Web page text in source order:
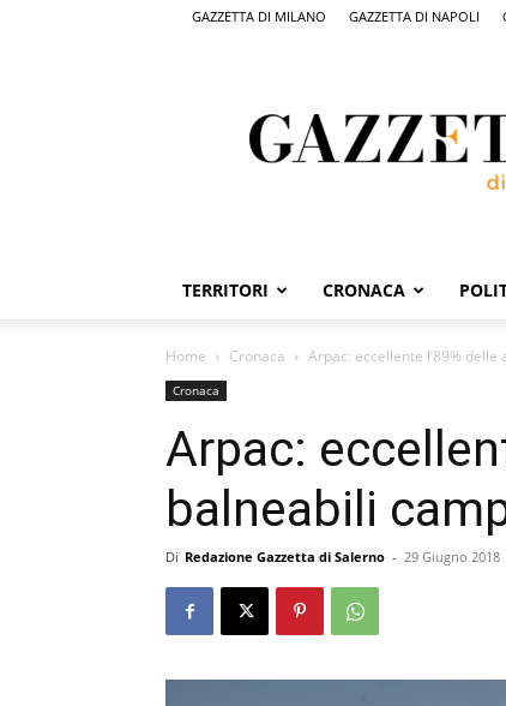
GAZZETTA DI MILANO GAZZETTA DI NAPOLI
Salerno,
il
Salerno
TERRITORI CRONACA
Home Cronaca Arpac: eccellente l’89%
Cronaca
Arpac:
balneabili
Di Redazione Gazzetta di Salerno - 29 Giugno 2018